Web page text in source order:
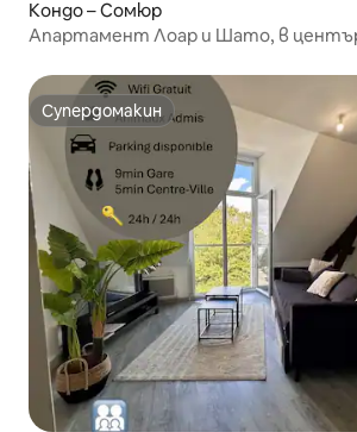
Кондо – Сомюр
Апартамент Лоар и Шато, в
Супердомакин
Супердомакин